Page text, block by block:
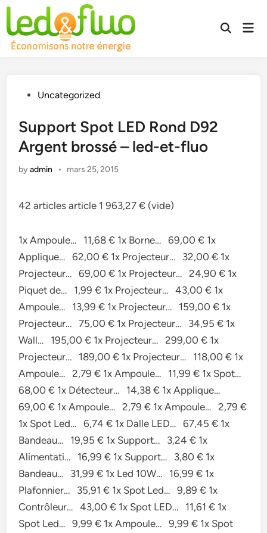
Skip
content
Open
PostedUncategorized
Support Spot LED Rond D92
Argent brossé – led-et-fluo
byadmin • mars 25, 2015
42 articles article 1 963,27 € (vide)
1x Ampoule… 11,68 € 1x Borne… 69,00 € 1x
Applique… 62,00 € 1x Projecteur… 32,00 € 1x
Projecteur… 69,00 € 1x Projecteur… 24,90 € 1x
Piquet de… 1,99 € 1x Projecteur… 43,00 € 1x
Ampoule… 13,99 € 1x Projecteur… 159,00 € 1x
Projecteur… 75,00 € 1x Projecteur… 34,95 € 1x
Wall… 195,00 € 1x Projecteur… 299,00 € 1x
Projecteur… 189,00 € 1x Projecteur… 118,00 € 1x
Ampoule… 2,79 € 1x Ampoule… 11,99 € 1x Spot…
68,00 € 1x Détecteur… 14,38 € 1x Applique…
69,00 € 1x Ampoule… 2,79 € 1x Ampoule… 2,79 €
1x Spot Led… 6,74 € 1x Dalle LED… 67,45 € 1x
Bandeau… 19,95 € 1x Support… 3,24 € 1x
Alimentati… 16,99 € 1x Support… 3,80 € 1x
Bandeau… 31,99 € 1x Led 10W… 16,99 € 1x
Plafonnier… 35,91 € 1x Spot Led… 9,89 € 1x
Contrôleur… 43,00 € 1x Spot LED… 11,61 € 1x
Spot Led… 9,99 € 1x Ampoule… 9,99 € 1x Spot